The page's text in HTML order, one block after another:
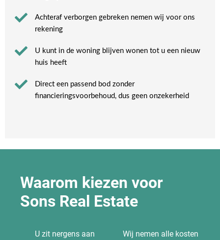
Achteraf verborgen gebreken nemen wij voor ons
rekening​
U kunt in de woning blijven wonen tot u een nieuw
huis heeft​
Direct een passend bod zonder
financieringsvoorbehoud, dus geen onzekerheid​
Waarom kiezen voor
Sons Real Estate
U zit nergens aan
Wij nemen alle kosten